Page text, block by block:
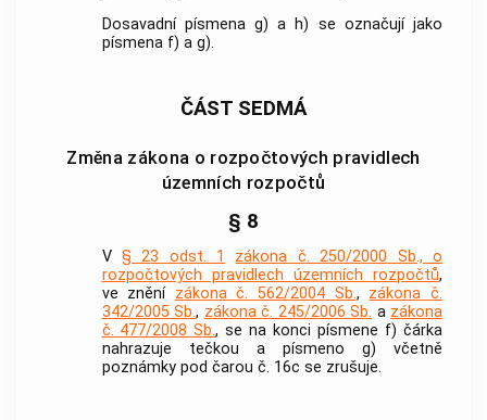
Dosavadní písmena g) a h) se označují jako
písmena f) a g).
ČÁST SEDMÁ
Změna zákona o rozpočtových pravidlech
územních rozpočtů
§ 8
V § 23 odst. 1
zákona č. 250/2000 Sb., o
rozpočtových pravidlech územních rozpočtů,
ve znění zákona č. 562/2004 Sb., zákona č.
342/2005 Sb., zákona č. 245/2006 Sb. a zákona
č. 477/2008 Sb., se na konci písmene f) čárka
nahrazuje tečkou a písmeno g) včetně
poznámky pod čarou č. 16c se zrušuje.